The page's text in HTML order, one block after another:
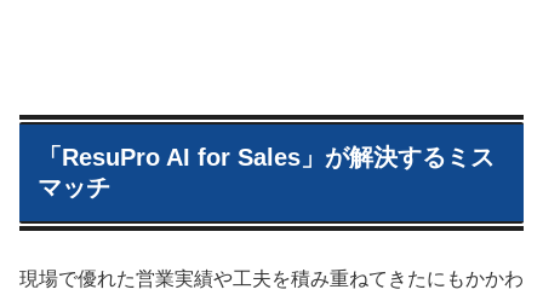
「ResuPro AI for Sales」が解決するミス
マッチ
現場で優れた営業実績や工夫を積み重ねてきたにもかかわ